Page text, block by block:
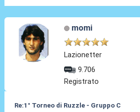
momi
Lazionetter
9.706
Registrato
Re:1° Torneo di Ruzzle - Gruppo C